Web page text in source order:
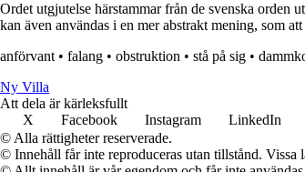
Ordet utgjutelse härstammar från de svenska
kan även användas i en mer abstrakt mening, som
anförvant • falang • obstruktion • stå på sig •
Ny Villa
Att dela är kärleksfullt
X
Facebook Instagram LinkedIn
© Alla rättigheter reserverade.
© Innehåll får inte reproduceras utan tillstånd. Vissa